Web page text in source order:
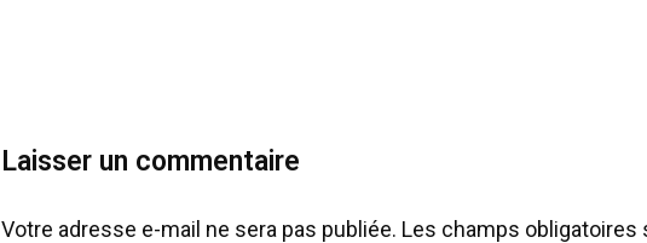
Laisser un commentaire
Votre adresse e-mail ne sera pas publiée. Les champs obligatoires